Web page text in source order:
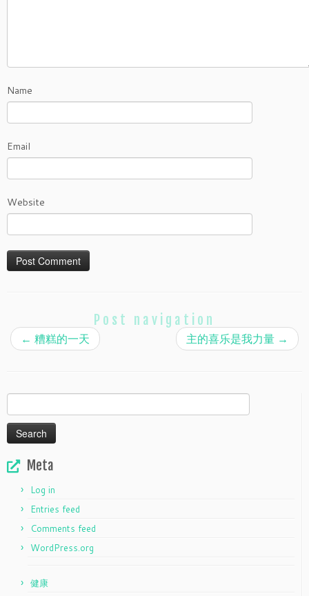
Name
Email
Website
Post navigation
← 糟糕的一天 主的喜乐是我力量 →
for:
Meta
Log in
Entries feed
Comments feed
WordPress.org
健康